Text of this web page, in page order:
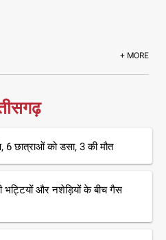
+ MORE
6 छात्राओं को डसा, 3 की मौत
भट्टियों और नशेड़ियों के बीच गैस